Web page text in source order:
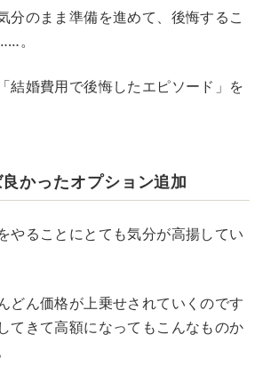
e
分のまま準備を進めて、後悔するこ
。
結婚費用で後悔したエピソード」を
かったオプション追加
やることにとても気分が高揚してい
どん価格が上乗せされていくのです
てきて高額になってもこんなものか